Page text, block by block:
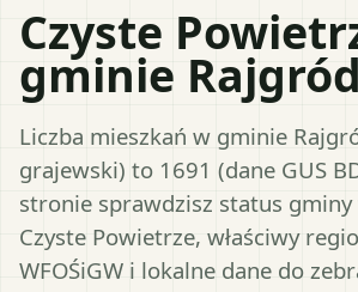
Czyste
gminie Rajgród
Liczba mieszkań w gminie
grajewski) to 1691 (dane GUS
stronie sprawdzisz status
Czyste Powietrze, właściwy
WFOŚiGW i lokalne dane do